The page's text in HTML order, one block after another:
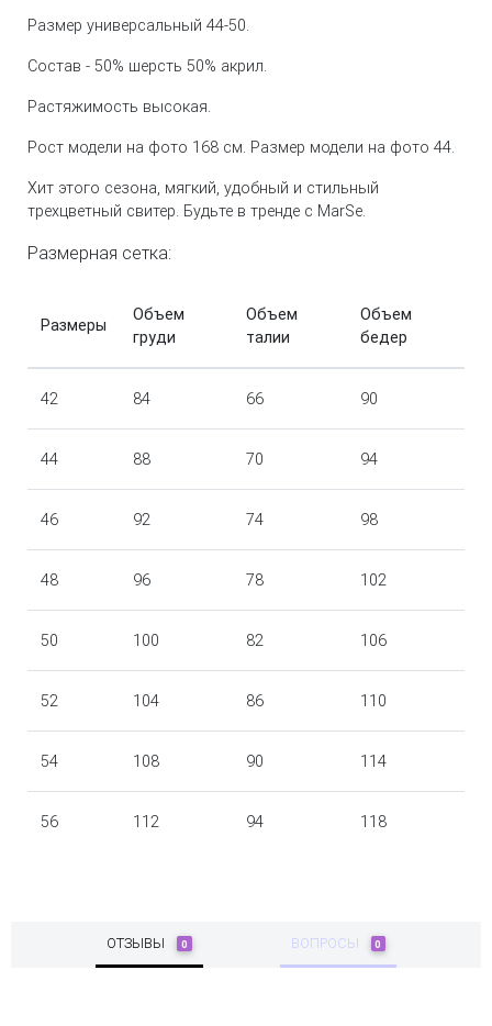
Размер универсальный 44-50.
Состав - 50% шерсть 50% акрил.
Растяжимость высокая.
Рост модели на фото 168 см. Размер модели на фото 44.
Хит этого сезона, мягкий, удобный и стильный
трехцветный свитер. Будьте в тренде с MarSe.
Размерная сетка:
Размеры
Объем
груди
Объем
талии
Объем
бедер
42 84 66 90
44 88 70 94
46 92 74 98
48 96 78 102
50 100 82 106
52 104 86 110
54 108 90 114
56 112 94 118
ОТЗЫВЫ 0 ВОПРОСЫ 0